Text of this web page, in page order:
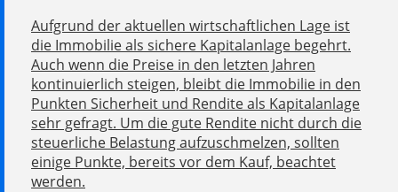
Aufgrund der aktuellen wirtschaftlichen Lage ist
die Immobilie als sichere Kapitalanlage begehrt.
Auch wenn die Preise in den letzten Jahren
kontinuierlich steigen, bleibt die Immobilie in den
Punkten Sicherheit und Rendite als Kapitalanlage
sehr gefragt. Um die gute Rendite nicht durch die
steuerliche Belastung aufzuschmelzen, sollten
einige Punkte, bereits vor dem Kauf, beachtet
werden.